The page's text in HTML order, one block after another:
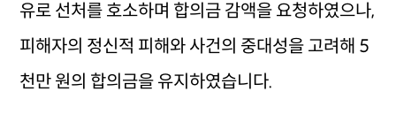
유로 선처를 호소하며 합의금 감액을 요청하였으나,
피해자의 정신적 피해와 사건의 중대성을 고려해 5
천만 원의 합의금을 유지하였습니다.